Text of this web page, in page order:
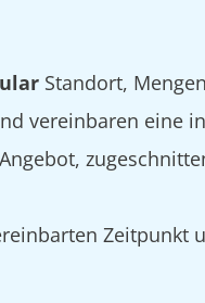
Standort,
vereinbaren eine
Zeitpunkt